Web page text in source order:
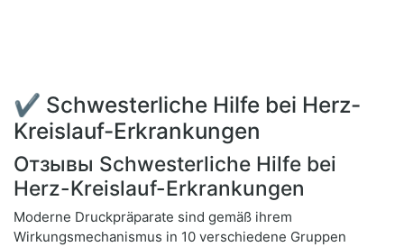
✔ Schwesterliche Hilfe bei Herz-
Kreislauf-Erkrankungen
Отзывы Schwesterliche Hilfe bei
Herz-Kreislauf-Erkrankungen
Moderne Druckpräparate sind gemäß ihrem
Wirkungsmechanismus in 10 verschiedene Gruppen